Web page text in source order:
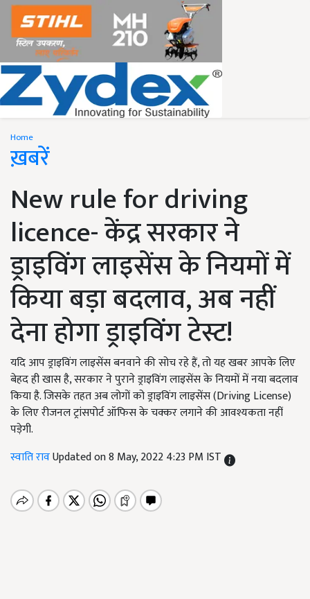
Home
ख़बरें
New rule for driving
licence- केंद्र सरकार ने
ड्राइविंग लाइसेंस के नियमों में
किया बड़ा बदलाव, अब नहीं
देना होगा ड्राइविंग टेस्ट!
यदि आप ड्राइविंग लाइसेंस बनवाने की सोच रहे हैं, तो यह खबर आपके लिए
बेहद ही खास है, सरकार ने पुराने ड्राइविंग लाइसेंस के नियमों में नया बदलाव
किया है. जिसके तहत अब लोगों को ड्राइविंग लाइसेंस (Driving License)
के लिए रीजनल ट्रांसपोर्ट ऑफिस के चक्कर लगाने की आवश्यकता नहीं
पड़ेगी.
स्वाति रावUpdated on 8 May, 2022 4:23 PM IST